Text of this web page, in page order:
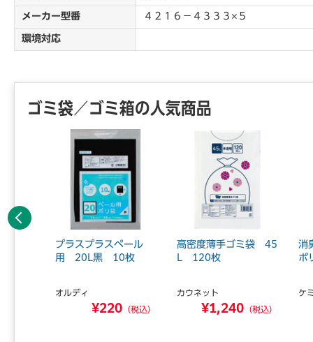
メーカー型番 ４２１６－４３３３×５
環境対応
ゴミ袋／ゴミ箱の人気商品
プラスプラスペール
用 20L黒 10枚
オルディ
¥220 （税込）
高密度薄手ゴミ袋 45
L 120枚
カウネット
¥1,240 （税込）
消
ポ
ケ
前へ